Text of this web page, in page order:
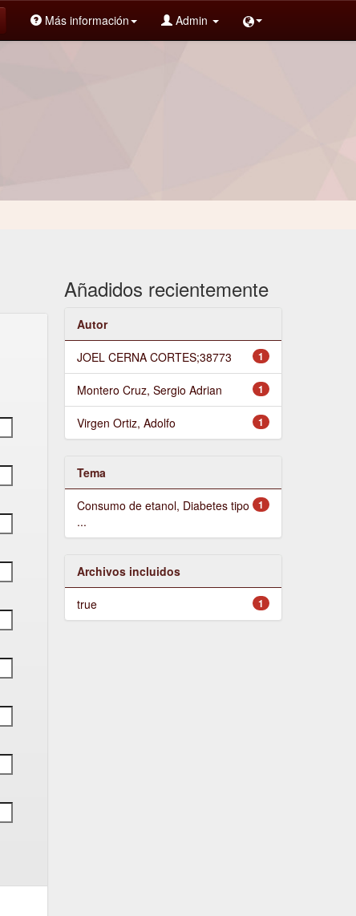
Más información Admin
Añadidos recientemente
Autor
1
JOEL CERNA CORTES;38773
1
Montero Cruz, Sergio Adrian
1
Virgen Ortiz, Adolfo
Tema
1
Consumo de etanol, Diabetes tipo
...
Archivos incluidos
1
true